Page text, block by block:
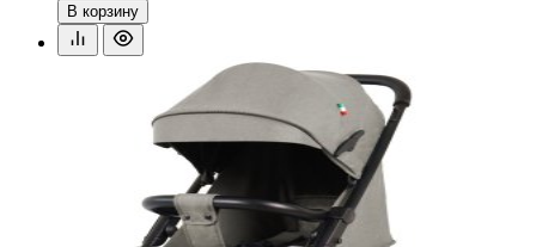
В корзину